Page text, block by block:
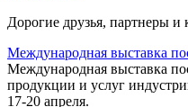
Дорогие друзья, партнеры и
Международная выставка
Международная выставка
продукции и услуг
17-20 апреля.